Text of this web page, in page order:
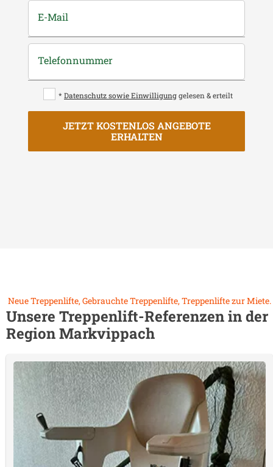
E-Mail
Telefonnummer
* Datenschutz sowie Einwilligung gelesen & erteilt
JETZT KOSTENLOS ANGEBOTE
ERHALTEN
Neue Treppenlifte, Gebrauchte Treppenlifte, Treppenlifte zur Miete.
Unsere Treppenlift-Referenzen in der
RegionMarkvippach